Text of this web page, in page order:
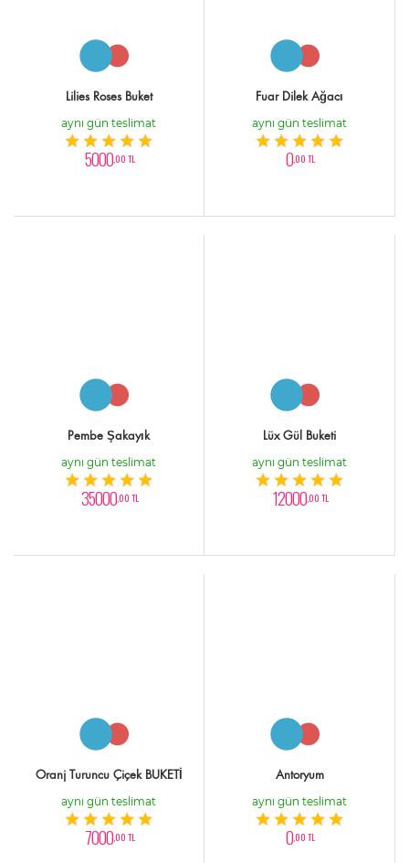
Lilies Roses Buket
aynı gün teslimat
5000,00 TL
Fuar Dilek Ağacı
aynı gün teslimat
0,00 TL
Pembe Şakayık
aynı gün teslimat
35000,00 TL
Lüx Gül Buketi
aynı gün teslimat
12000,00 TL
Oranj Turuncu Çiçek BUKETİ
aynı gün teslimat
7000,00 TL
Antoryum
aynı gün teslimat
0,00 TL